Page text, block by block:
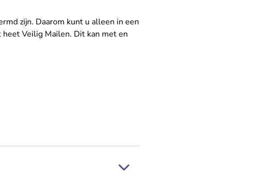
zijn. Daarom kunt u alleen in een
Veilig Mailen. Dit kan met en